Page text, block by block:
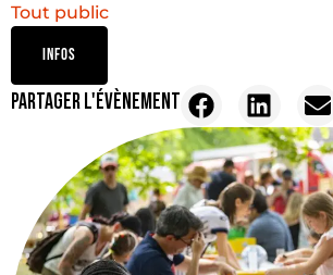
Tout public
INFOS
PARTAGER L'ÉVÈNEMENT